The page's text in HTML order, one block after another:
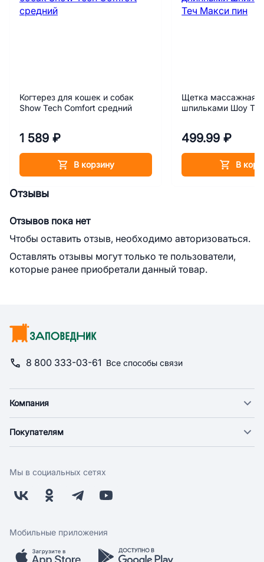
Когтерез для кошек и собак
Show Tech Comfort средний
1 589 ₽
В корзину
Щетка массажная
шпильками Шоу
499.99 ₽
В
Отзывы
Отзывов пока нет
Чтобы оставить отзыв, необходимо авторизоваться.
Оставлять отзывы могут только те пользователи,
которые ранее приобретали данный товар.
8 800 333-03-61 Все способы связи
Компания
Новости
Поставщикам
Заводчикам
Обратная связь
Покупателям
Оплата
Бонусная программа
Скидки и акции
Мобильное приложение
Мы в социальных сетях
Мобильные приложения